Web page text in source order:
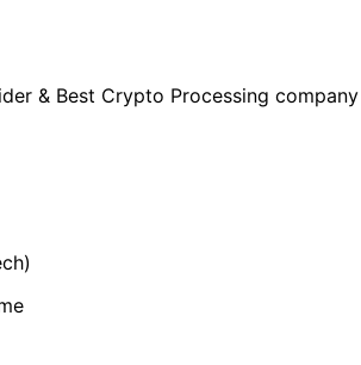
& Best Crypto Processing company